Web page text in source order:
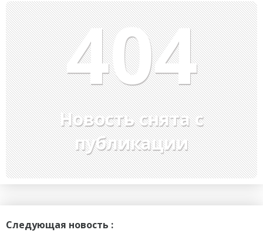
404
Новость снята с
публикации
Следующая новость :